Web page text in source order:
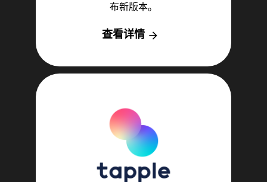
布新版本。
查看详情 arrow_forward